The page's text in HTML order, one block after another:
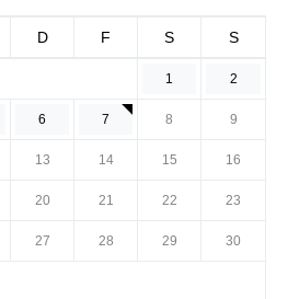
D F S S
1 2
6 7 8 9
13 14 15 16
20 21 22 23
27 28 29 30